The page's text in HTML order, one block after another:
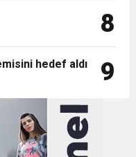
8
hedef aldı 9